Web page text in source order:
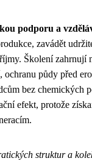
podporu a
zavádět
Školení zahrnují
ochranu půdy před
bez chemických
efekt, protože
struktur a